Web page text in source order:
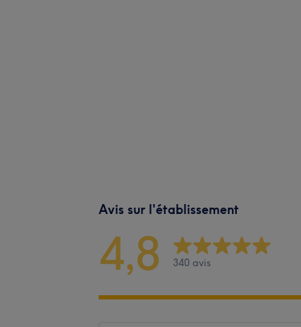
Avis sur l'établissement
4,8 340 avis